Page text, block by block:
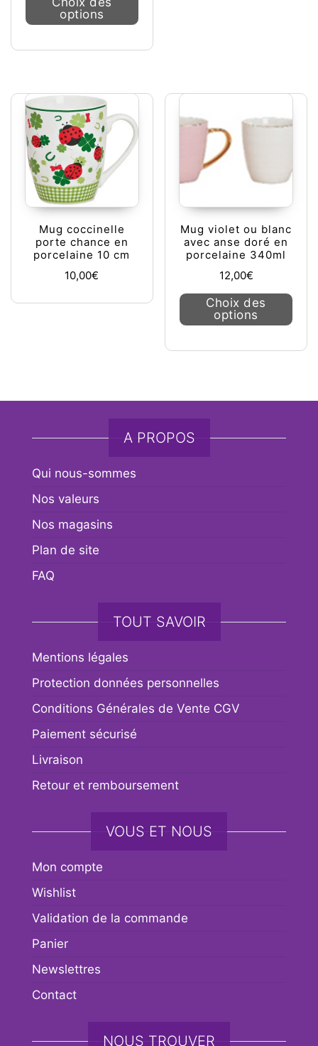
options
Mug coccinelle
porte chance en
porcelaine 10 cm
10,00€
Mug violet ou blanc
avec anse doré en
porcelaine 340ml
12,00€
Choix des
options
A PROPOS
Qui nous-sommes
Nos valeurs
Nos magasins
Plan de site
FAQ
TOUT SAVOIR
Mentions légales
Protection données personnelles
Conditions Générales de Vente CGV
Paiement sécurisé
Livraison
Retour et remboursement
VOUS ET NOUS
Mon compte
Wishlist
Validation de la commande
Panier
Newslettres
Contact
NOUS TROUVER